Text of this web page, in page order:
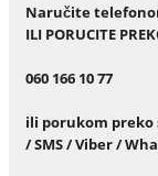
Naručite
ILI PORUCITE
060 166 10 77
ili porukom preko
/ SMS / Viber /